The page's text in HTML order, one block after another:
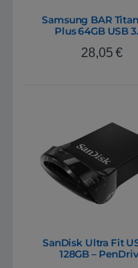
Samsung BAR
Plus 64GB USB
28,05€
SanDisk Ultra Fit
128GB –